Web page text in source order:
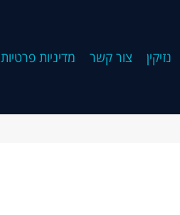
נזיקין צור קשר מדיניות פרטיות